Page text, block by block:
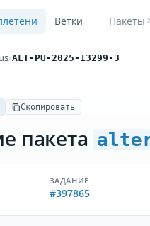
Ветки Пакеты
/ALT-PU-2025-13299-3
Скопировать
пакета
ЗАДАНИЕ
#397865